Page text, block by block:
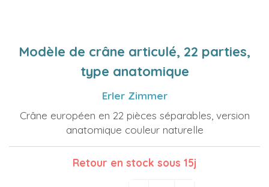
Modèle de crâne articulé, 22 parties,
type anatomique
Erler Zimmer
Crâne européen en 22 pièces séparables, version
anatomique couleur naturelle
Retour en stock sous 15j